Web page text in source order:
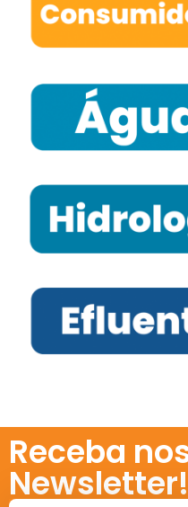
Receba
Newsletter!